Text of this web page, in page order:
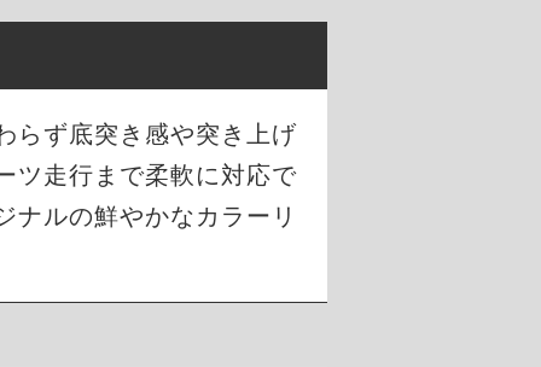
らず底突き感や突き上げ
ツ走行まで柔軟に対応で
ナルの鮮やかなカラーリ